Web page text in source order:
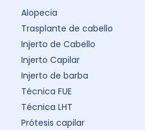
Alopecia
Trasplante de cabello
Injerto de Cabello
Injerto Capilar
Injerto de barba
Técnica FUE
Técnica LHT
Prótesis capilar